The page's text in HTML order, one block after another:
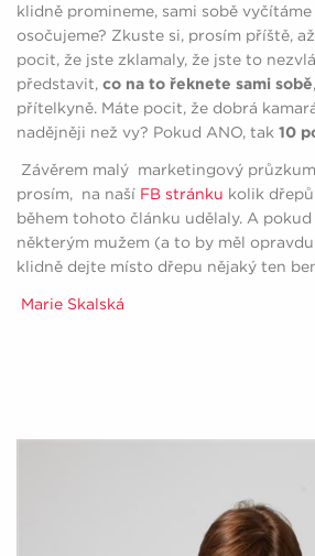
klidně promineme, sami sobě vyčítáme
osočujeme? Zkuste si, prosím příště,
pocit, že jste zklamaly, že jste to
představit, co na to řeknete sami sobě
přítelkyně. Máte pocit, že dobrá
nadějněji než vy? Pokud ANO, tak 10
Závěrem malý marketingový
prosím, na naší FB stránku kolik
během tohoto článku udělaly. A
některým mužem (a to by měl
klidně dejte místo dřepu nějaký ten
Marie Skalská